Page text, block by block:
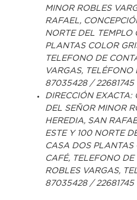
MINOR ROBLES
RAFAEL,
NORTE DEL TEMPLO
PLANTAS COLOR
TELEFONO DE
VARGAS, TELÉFONO
87035428 / 22681745
DIRECCIÓN EXACTA:
DEL SEÑOR MINOR
HEREDIA, SAN
ESTE Y 100 NORTE
CASA DOS PLANTAS
CAFÉ, TELEFONO
ROBLES VARGAS,
87035428 / 22681745